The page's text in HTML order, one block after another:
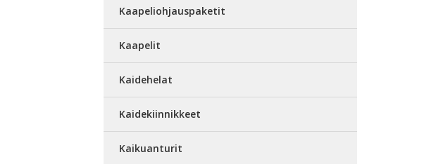
Kaapeliohjauspaketit
Kaapelit
Kaidehelat
Kaidekiinnikkeet
Kaikuanturit